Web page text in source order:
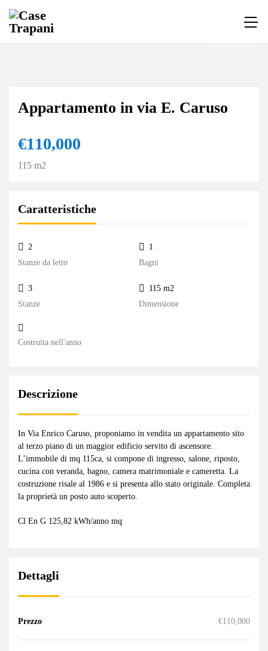
Appartamento in via E. Caruso
€110,000
115 m2
Caratteristiche
Stanze da letto
2
Bagni
1
Stanze
3
Dimensione
115 m2
Costruita nell'anno
Descrizione
In Via Enrico Caruso, proponiamo in vendita un appartamento sito
al terzo piano di un maggior edificio servito di ascensore.
L’immobile di mq 115ca, si compone di ingresso, salone, riposto,
cucina con veranda, bagno, camera matrimoniale e cameretta. La
costruzione risale al 1986 e si presenta allo stato originale. Completa
la proprietà un posto auto scoperto.
Cl En G 125,82 kWh/anno mq
Dettagli
Prezzo €110,000